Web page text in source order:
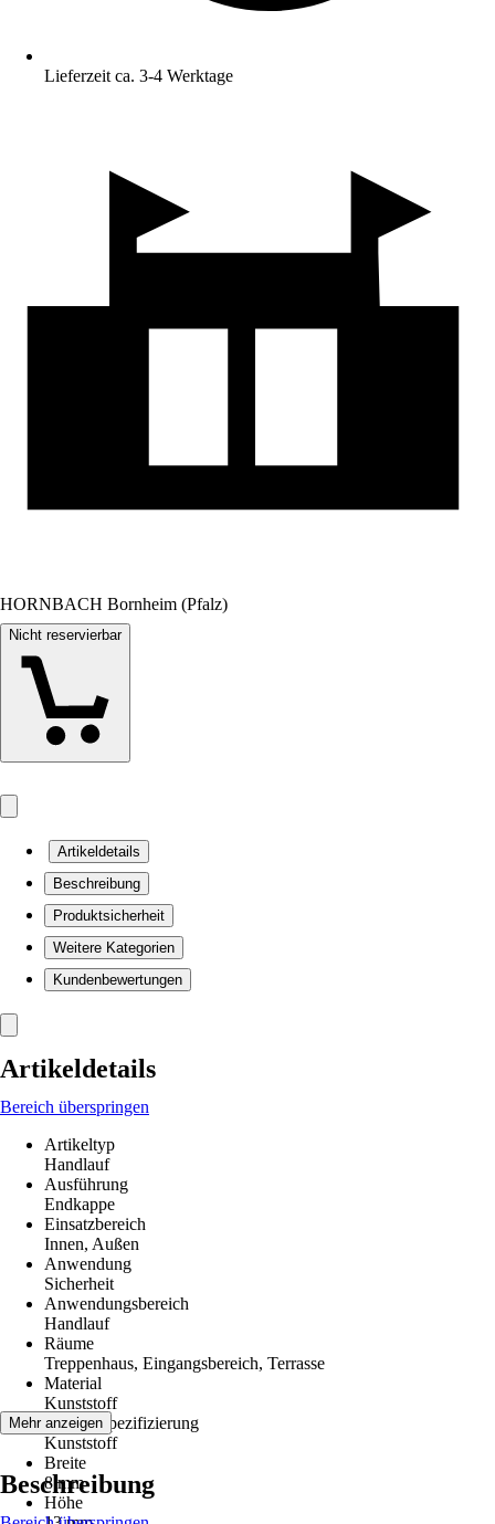
Lieferzeit ca. 3-4 Werktage
HORNBACH Bornheim (Pfalz)
Nicht reservierbar
Artikeldetails
Beschreibung
Produktsicherheit
Weitere Kategorien
Kundenbewertungen
Artikeldetails
Bereich überspringen
Artikeltyp
Handlauf
Ausführung
Endkappe
Einsatzbereich
Innen, Außen
Anwendung
Sicherheit
Anwendungsbereich
Handlauf
Räume
Treppenhaus, Eingangsbereich, Terrasse
Material
Kunststoff
Materialspezifizierung
Kunststoff
Breite
8 mm
Höhe
Mehr anzeigen
Beschreibung